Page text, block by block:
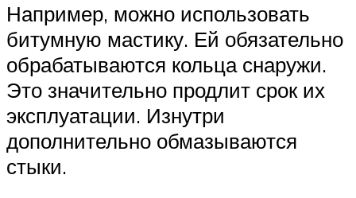
Например, можно использовать
битумную мастику. Ей обязательно
обрабатываются кольца снаружи.
Это значительно продлит срок их
эксплуатации. Изнутри
дополнительно обмазываются
стыки.